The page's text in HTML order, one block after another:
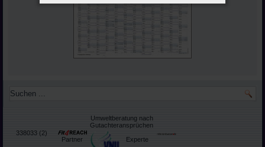
338033 (2)
Partner
Umweltberatung nach
Gutachteransprüchen
Experte